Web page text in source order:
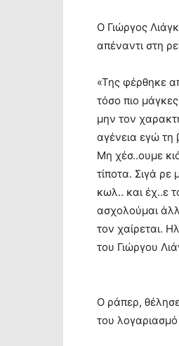
O Γιώργος
απέναντι στη
«Της φέρθηκε
τόσο πιο
μην τον
αγένεια εγώ τη
Μη χέσ..ουμε
τίποτα. Σιγά
κωλ.. και έχ..ε
ασχολούμαι
τον χαίρεται.
του Γιώργου
Ο ράπερ,
του